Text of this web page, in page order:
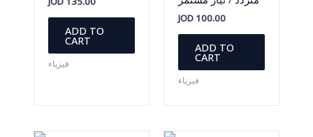
ADD TO
CART
فيزياء
JOD 100.00
ADD TO
CART
فيزياء